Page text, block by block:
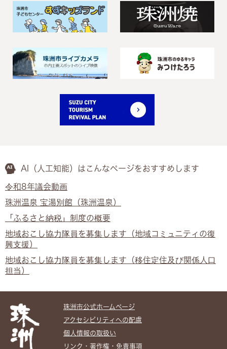
AI（人工知能）は こんなページをおすすめします
令和8年議会動画
珠洲温泉 宝湯別館（珠洲温泉）
「ふるさと納税」制度の概要
地域おこし協力隊員を募集します（地域コミュニティの復
興支援）
地域おこし協力隊員を募集します（移住定住及び関係人口
担当）
珠洲市公式ホームぺージ
アクセシビリティへの配慮
個人情報の取扱い
リンク・著作権・免責事項